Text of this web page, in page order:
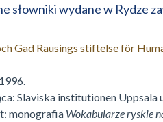
słowniki wydane w Rydze
Gad Rausings stiftelse för
Slaviska institutionen Uppsala
monografia Wokabularze ryskie